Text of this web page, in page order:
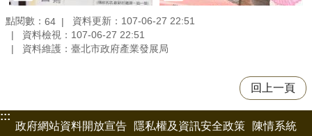
點閱數： 64
資料更新：107-06-27 22:51
資料檢視：107-06-27 22:51
資料維護：臺北市政府產業發展局
回上一頁
:::
政府網站資料開放宣告
隱私權及資訊安全政策 陳情系統